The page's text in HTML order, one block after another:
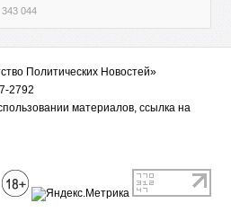
343 044
Политических Новостей»
2792
материалов, ссылка на